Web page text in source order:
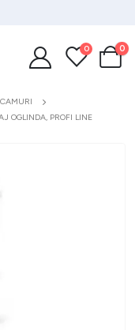
0 0
OGLINDA, PROFI LINE